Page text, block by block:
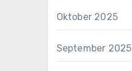
Oktober 2025
September 2025